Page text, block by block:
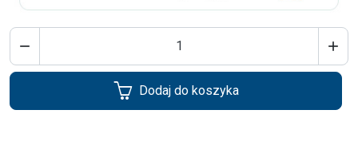
 
Dodaj do koszyka